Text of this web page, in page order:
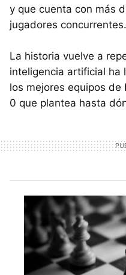
y que cuenta con más
jugadores concurrentes.
La historia vuelve a
inteligencia artificial ha
los mejores equipos
0 que plantea hasta